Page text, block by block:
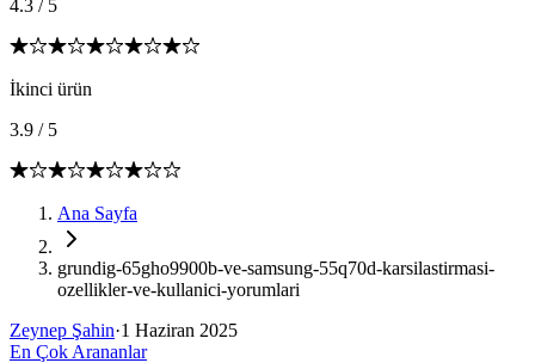
4.3 / 5
İkinci ürün
3.9 / 5
Ana Sayfa
grundig-65gho9900b-ve-samsung-55q70d-karsilastirmasi-
ozellikler-ve-kullanici-yorumlari
Zeynep Şahin·1 Haziran 2025
En Çok Arananlar